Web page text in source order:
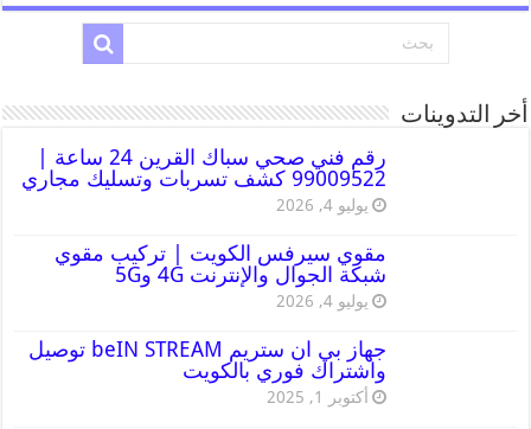
أخر التدوينات
رقم فني صحي سباك القرين 24 ساعة |
99009522 كشف تسربات وتسليك مجاري
يوليو 4, 2026
مقوي سيرفس الكويت | تركيب مقوي
شبكة الجوال والإنترنت 4G و5G
يوليو 4, 2026
جهاز بي ان ستريم beIN STREAM توصيل
واشتراك فوري بالكويت
أكتوبر 1, 2025